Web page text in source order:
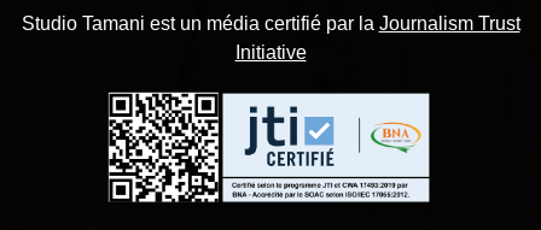
Studio Tamani est un média certifié par la Journalism Trust
Initiative